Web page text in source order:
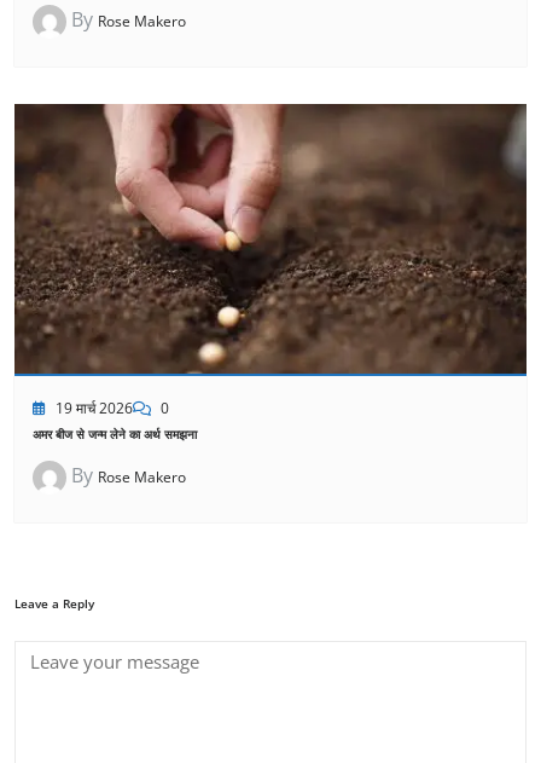
By Rose Makero
19 मार्च 2026 0
अमर बीज से जन्म लेने का अर्थ समझना
By Rose Makero
Leave a Reply